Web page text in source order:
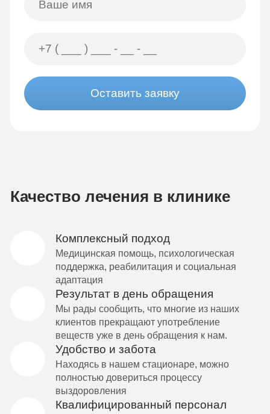
Оставить заявку
Качество лечения в клинике
Комплексный подход
Медицинская помощь, психологическая
поддержка, реабилитация и социальная
адаптация
Результат в день обращения
Мы рады сообщить, что многие из наших
клиентов прекращают употребление
веществ уже в день обращения к нам.
Удобство и забота
Находясь в нашем стационаре, можно
полностью довериться процессу
выздоровления
Квалифицированный персонал